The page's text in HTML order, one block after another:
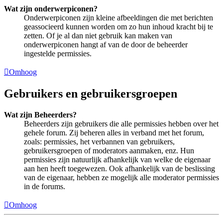
Wat zijn onderwerpiconen?
Onderwerpiconen zijn kleine afbeeldingen die met berichten
geassocieerd kunnen worden om zo hun inhoud kracht bij te
zetten. Of je al dan niet gebruik kan maken van
onderwerpiconen hangt af van de door de beheerder
ingestelde permissies.
Omhoog
Gebruikers en gebruikersgroepen
Wat zijn Beheerders?
Beheerders zijn gebruikers die alle permissies hebben over het
gehele forum. Zij beheren alles in verband met het forum,
zoals: permissies, het verbannen van gebruikers,
gebruikersgroepen of moderators aanmaken, enz. Hun
permissies zijn natuurlijk afhankelijk van welke de eigenaar
aan hen heeft toegewezen. Ook afhankelijk van de beslissing
van de eigenaar, hebben ze mogelijk alle moderator permissies
in de forums.
Omhoog